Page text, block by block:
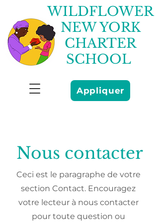
Appliquer
WILDFLOWER
NEW YORK
CHARTER
SCHOOL
Nous contacter
Ceci est le paragraphe de votre
section Contact. Encouragez
votre lecteur à nous contacter
pour toute question ou